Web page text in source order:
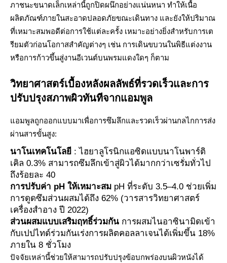
ภาชนะขนาดเล็กเหล่านี้ถูกปิดผนึกอย่างแน่นหนา ทำให้เนื้อ
ผลิตภัณฑ์ภายในสะอาดปลอดภัยขณะเดินทาง และยังให้ปริมาณ
ที่เหมาะสมพอดีต่อการใช้แต่ละครั้ง เหมาะอย่างยิ่งสำหรับการเต
รียมตัวก่อนโอกาสสำคัญต่างๆ เช่น การเดินขบวนในพิธีแต่งงาน
หรือการก้าวขึ้นสู่งานอีเวนต์บนพรมแดงใดๆ ก็ตาม
วิทยาศาสตร์เบื้องหลังผลลัพธ์ที่รวดเร็วและการ
ปรับปรุงสภาพผิวทันทีจากแอมพูล
แอมพูลถูกออกแบบมาเพื่อการซึมลึกและรวดเร็วผ่านกลไกการส่ง
ผ่านสารขั้นสูง:
นาโนเทคโนโลยี : ไฮยาลูโรนิกแอซิดแบบนาโนพาร์ติ
เคิล 0.3% สามารถซึมลึกเข้าสู่ผิวได้มากกว่าเซรั่มทั่วไป
ถึงร้อยละ 40
การปรับค่า pH ให้เหมาะสม pH ที่ระดับ 3.5–4.0 ช่วยเพิ่ม
การดูดซึมส่วนผสมได้ถึง 62% (วารสารวิทยาศาสตร์
เครื่องสำอาง ปี 2022)
ส่วนผสมแบบเสริมฤทธิ์ร่วมกัน การผสมไนอาซินามิดเข้า
กับเปปไทด์ร่วมกันเร่งการผลิตคอลลาเจนได้เพิ่มขึ้น 18%
ภายใน 8 ชั่วโมง
ปัจจัยเหล่านี้ช่วยให้สามารถปรับปรุงข้อบกพร่องบนผิวหนังได้